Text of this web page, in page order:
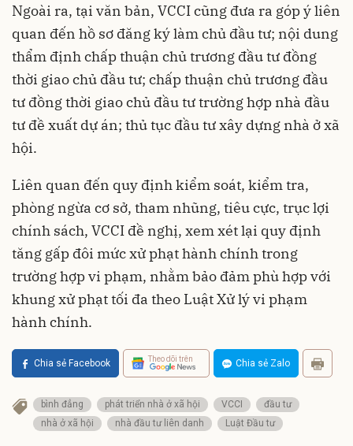
Ngoài ra, tại văn bản, VCCI cũng đưa ra góp ý liên
quan đến hồ sơ đăng ký làm chủ đầu tư; nội dung
thẩm định chấp thuận chủ trương đầu tư đồng
thời giao chủ đầu tư; chấp thuận chủ trương đầu
tư đồng thời giao chủ đầu tư trường hợp nhà đầu
tư đề xuất dự án; thủ tục đầu tư xây dựng nhà ở xã
hội.
Liên quan đến quy định kiểm soát, kiểm tra,
phòng ngừa cơ sở, tham nhũng, tiêu cực, trục lợi
chính sách, VCCI đề nghị, xem xét lại quy định
tăng gấp đôi mức xử phạt hành chính trong
trường hợp vi phạm, nhằm bảo đảm phù hợp với
khung xử phạt tối đa theo Luật Xử lý vi phạm
hành chính.
Chia sẻ Facebook Theo dõi trên Chia sẻ Zalo
bình đẳng phát triển nhà ở xã hội VCCI
đầu tư
nhà ở xã hội
nhà đầu tư liên danh Luật Đầu tư